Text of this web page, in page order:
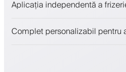
Implică clienții cu un
Aplicația independentă a
Complet personalizabil pentru